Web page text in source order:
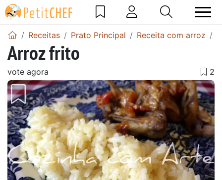
Receitas Prato Principal Receita com arroz
Arroz frito
vote agora
Anterior Next